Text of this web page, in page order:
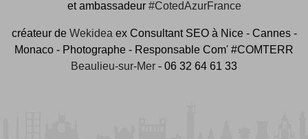
et ambassadeur #CotedAzurFrance
créateur de Wekidea ex Consultant SEO à Nice - Cannes -
Monaco - Photographe - Responsable Com' #COMTERR
Beaulieu-sur-Mer - 06 32 64 61 33